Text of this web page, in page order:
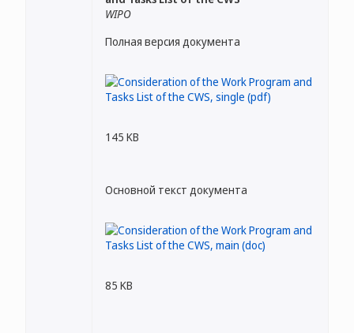
WIPO
Полная версия документа
145 KB
Основной текст документа
85 KB